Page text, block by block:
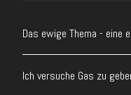
Das ewige Thema - eine
Ich versuche Gas zu